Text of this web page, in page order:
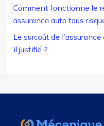
Comment fonctionne le
assurance auto tous
Le surcoût de
il justifié ?